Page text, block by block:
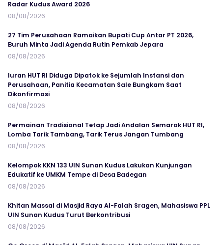
Radar Kudus Award 2026
08/08/2026
27 Tim Perusahaan Ramaikan Bupati Cup Antar PT 2026,
Buruh Minta Jadi Agenda Rutin Pemkab Jepara
08/08/2026
Iuran HUT RI Diduga Dipatok ke Sejumlah Instansi dan
Perusahaan, Panitia Kecamatan Sale Bungkam Saat
Dikonfirmasi
08/08/2026
Permainan Tradisional Tetap Jadi Andalan Semarak HUT RI,
Lomba Tarik Tambang, Tarik Terus Jangan Tumbang
08/08/2026
Kelompok KKN 133 UIN Sunan Kudus Lakukan Kunjungan
Edukatif ke UMKM Tempe di Desa Badegan
08/08/2026
Khitan Massal di Masjid Raya Al-Falah Sragen, Mahasiswa PPL
UIN Sunan Kudus Turut Berkontribusi
08/08/2026